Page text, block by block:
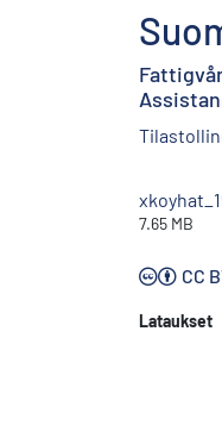
7.65 MB
CC
Lataukset